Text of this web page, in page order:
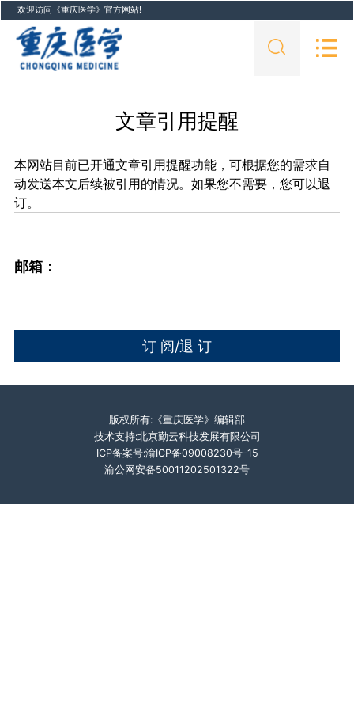
欢迎访问《重庆医学》官方网站!
文章引用提醒
本网站目前已开通文章引用提醒功能，可根据您的需求自
动发送本文后续被引用的情况。如果您不需要，您可以退
订。
邮箱：
版权所有:《重庆医学》编辑部
技术支持:北京勤云科技发展有限公司
ICP备案号:渝ICP备09008230号-15
渝公网安备50011202501322号